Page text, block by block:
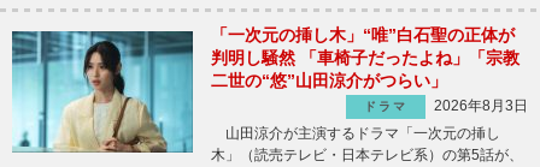
「一次元の挿し木」“唯”白石聖の正体が
判明し騒然 「車椅子だったよね」「宗教
二世の“悠”山田涼介がつらい」
ドラマ
2026年8月3日
山田涼介が主演するドラマ「一次元の挿し
木」（読売テレビ・日本テレビ系）の第5話が、